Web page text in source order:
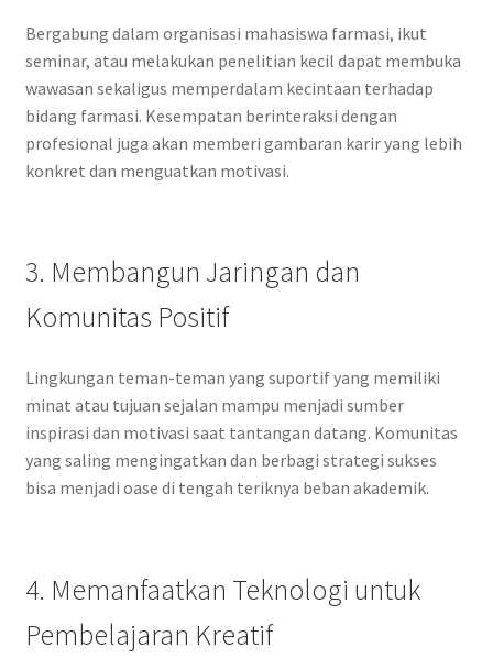
Bergabung dalam organisasi mahasiswa farmasi, ikut
seminar, atau melakukan penelitian kecil dapat membuka
wawasan sekaligus memperdalam kecintaan terhadap
bidang farmasi. Kesempatan berinteraksi dengan
profesional juga akan memberi gambaran karir yang lebih
konkret dan menguatkan motivasi.
3. Membangun Jaringan dan
Komunitas Positif
Lingkungan teman-teman yang suportif yang memiliki
minat atau tujuan sejalan mampu menjadi sumber
inspirasi dan motivasi saat tantangan datang. Komunitas
yang saling mengingatkan dan berbagi strategi sukses
bisa menjadi oase di tengah teriknya beban akademik.
4. Memanfaatkan Teknologi untuk
Pembelajaran Kreatif